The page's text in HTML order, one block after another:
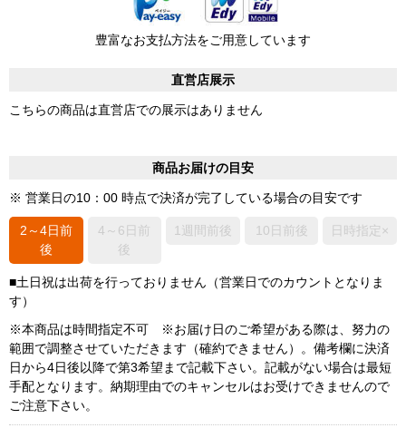
豊富なお支払方法をご用意しています
直営店展示
こちらの商品は直営店での展示はありません
商品お届けの目安
※ 営業日の10：00 時点で決済が完了している場合の目安です
2～4日前
後
4～6日前
後
1週間前後 10日前後 日時指定×
■土日祝は出荷を行っておりません（営業日でのカウントとなりま
す）
※本商品は時間指定不可 ※お届け日のご希望がある際は、努力の
範囲で調整させていただきます（確約できません）。備考欄に決済
日から4日後以降で第3希望まで記載下さい。記載がない場合は最短
手配となります。納期理由でのキャンセルはお受けできませんので
ご注意下さい。